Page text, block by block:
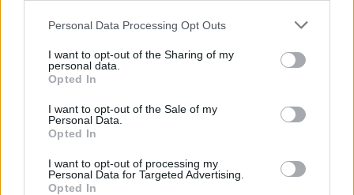
Personal Data Processing Opt Outs
I want to opt-out of the Sharing of my
personal data.
Opted In
I want to opt-out of the Sale of my
Personal Data.
Opted In
I want to opt-out of processing my
Personal Data for Targeted Advertising.
Opted In
Amposta recupera les Cases del Castell
i culmina un projecte estratègic que
vincula patrimoni, turisme i
gastronomia
enguany amb més modistes i gairebé